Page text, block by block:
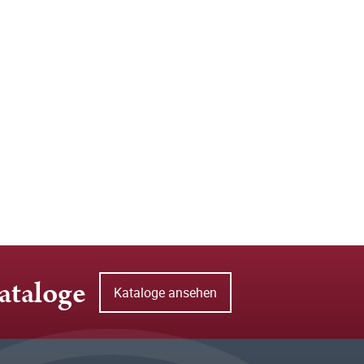
Kataloge ansehen